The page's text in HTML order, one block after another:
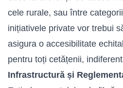
cele rurale, sau între
inițiativele private vor trebui
asigura o accesibilitate
pentru toți cetățenii,
Infrastructură și